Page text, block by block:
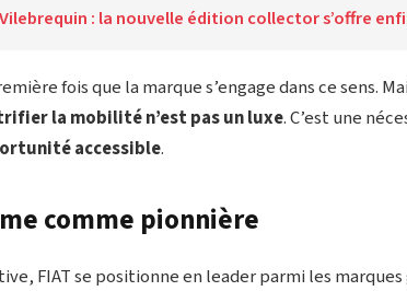
: la nouvelle édition collector s’offre
fois que la marque s’engage dans ce sens.
la mobilité n’est pas un luxe. C’est une
accessible.
comme pionnière
FIAT se positionne en leader parmi les